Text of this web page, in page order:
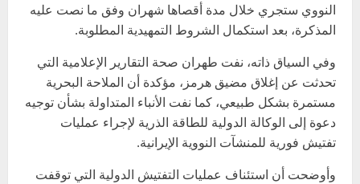
النووي ستجري خلال مدة أقصاها شهران وفق ما نصت عليه
المذكرة، بعد استكمال الشروط التمهيدية المطلوبة.
وفي السياق ذاته، نفت طهران صحة التقارير الإعلامية التي
تحدثت عن إغلاق مضيق هرمز، مؤكدة أن الملاحة البحرية
مستمرة بشكل طبيعي، كما نفت الأنباء المتداولة بشأن توجيه
دعوة إلى الوكالة الدولية للطاقة الذرية لإجراء عمليات
تفتيش فورية للمنشآت النووية الإيرانية.
وأوضحت أن استئناف عمليات التفتيش الدولية التي توقفت